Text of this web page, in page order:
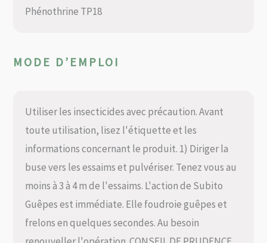
Phénothrine TP18
MODE D’EMPLOI
Utiliser les insecticides avec précaution. Avant
toute utilisation, lisez l'étiquette et les
informations concernant le produit. 1) Diriger la
buse vers les essaims et pulvériser. Tenez vous au
moins à 3 à 4 m de l'essaims. L'action de Subito
Guêpes est immédiate. Elle foudroie guêpes et
frelons en quelques secondes. Au besoin